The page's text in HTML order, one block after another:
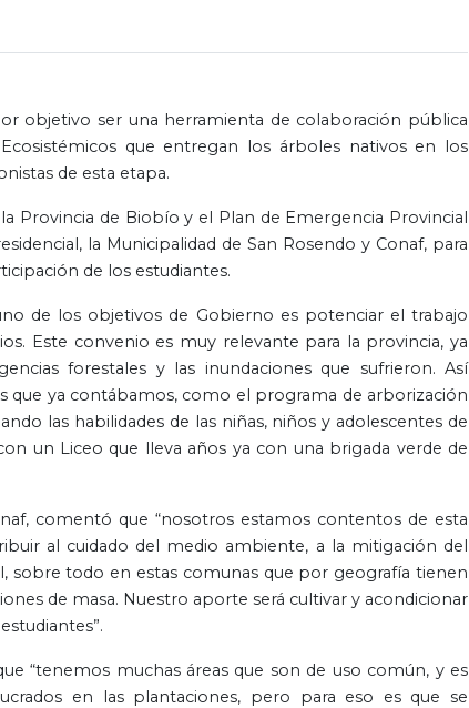
objetivo ser una herramienta de colaboración pública
que entregan los árboles nativos en los
de esta etapa.
Provincia de Biobío y el Plan de Emergencia Provincial
la Municipalidad de San Rosendo y Conaf, para
de los estudiantes.
de los objetivos de Gobierno es potenciar el trabajo
Este convenio es muy relevante para la provincia, ya
forestales y las inundaciones que sufrieron. Así
que ya contábamos, como el programa de arborización
las habilidades de las niñas, niños y adolescentes de
un Liceo que lleva años ya con una brigada verde de
comentó que “nosotros estamos contentos de esta
al cuidado del medio ambiente, a la mitigación del
sobre todo en estas comunas que por geografía tienen
de masa. Nuestro aporte será cultivar y acondicionar
“tenemos muchas áreas que son de uso común, y es
en las plantaciones, pero para eso es que se